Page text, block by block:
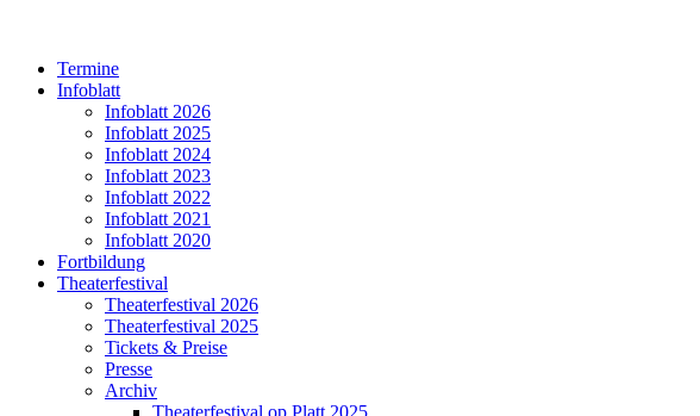
Termine
Infoblatt
Infoblatt 2026
Infoblatt 2025
Infoblatt 2024
Infoblatt 2023
Infoblatt 2022
Infoblatt 2021
Infoblatt 2020
Fortbildung
Theaterfestival
Theaterfestival 2026
Theaterfestival 2025
Tickets & Preise
Presse
Archiv